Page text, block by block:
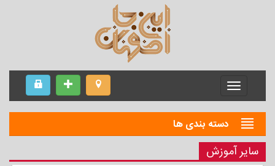
Menu
دسته بندی ها
سایر آموزش